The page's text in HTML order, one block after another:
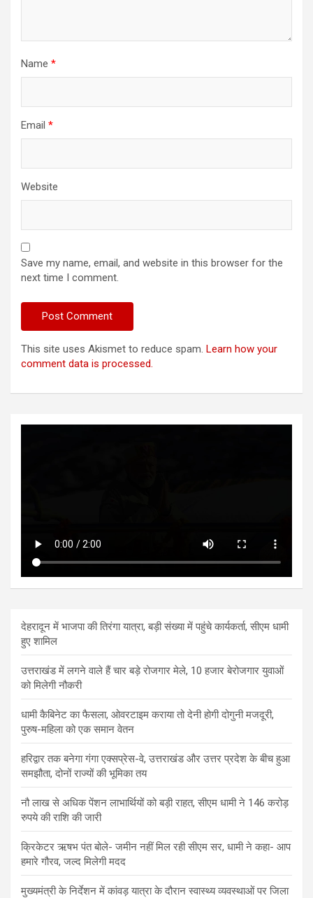
Name *
Email *
Website
Save my name, email, and website in this browser for the
next time I comment.
This site uses Akismet to reduce spam. Learn how your
comment data is processed.
देहरादून में भाजपा की तिरंगा यात्रा, बड़ी संख्या में पहुंचे कार्यकर्ता, सीएम धामी
हुए शामिल
उत्तराखंड में लगने वाले हैं चार बड़े रोजगार मेले, 10 हजार बेरोजगार युवाओं
को मिलेगी नौकरी
धामी कैबिनेट का फैसला, ओवरटाइम कराया तो देनी होगी दोगुनी मजदूरी,
पुरुष-महिला को एक समान वेतन
हरिद्वार तक बनेगा गंगा एक्सप्रेस-वे, उत्तराखंड और उत्तर प्रदेश के बीच हुआ
समझौता, दोनों राज्यों की भूमिका तय
नौ लाख से अधिक पेंशन लाभार्थियों को बड़ी राहत, सीएम धामी ने 146 करोड़
रुपये की राशि की जारी
क्रिकेटर ऋषभ पंत बोले- जमीन नहीं मिल रही सीएम सर, धामी ने कहा- आप
हमारे गौरव, जल्द मिलेगी मदद
मुख्यमंत्री के निर्देशन में कांवड़ यात्रा के दौरान स्वास्थ्य व्यवस्थाओं पर जिला